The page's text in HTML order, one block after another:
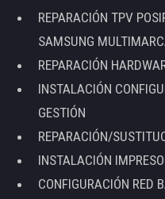
REPARACIÓN TPV
SAMSUNG
REPARACIÓN
INSTALACIÓN
GESTIÓN
REPARACIÓN/
INSTALACIÓN
CONFIGURACIÓN RED